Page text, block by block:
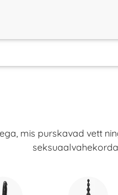
mis purskavad vett